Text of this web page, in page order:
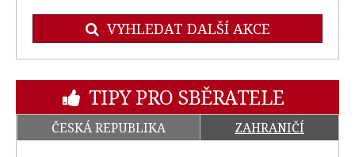
VYHLEDAT DALŠÍ AKCE
TIPY PRO SBĚRATELE
ČESKÁ REPUBLIKA ZAHRANIČÍ